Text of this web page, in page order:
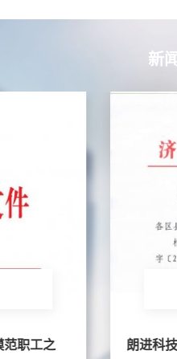
新
朗进科技被列入2024年